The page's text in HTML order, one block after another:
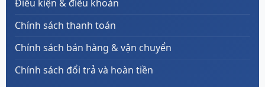
Điều kiện & điều khoản
Chính sách thanh toán
Chính sách bán hàng & vận chuyển
Chính sách đổi trả và hoàn tiền